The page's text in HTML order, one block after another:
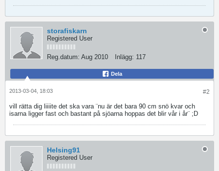
storafiskarn
Registered User
Reg.datum: Aug 2010 Inlägg: 117
Dela
#2
2013-03-04, 18:03
vill rätta dig liiiite det ska vara ¨nu är det bara 90 cm snö kvar och
isarna ligger fast och bastant på sjöarna hoppas det blir vår i år¨ ;D
Helsing91
Registered User